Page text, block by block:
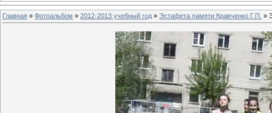
Главная » Фотоальбом » 2012-2013 учебный год » Эстафета памяти Кравченко Г.П. »